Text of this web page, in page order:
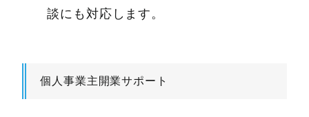
談にも対応します。
個人事業主開業サポート